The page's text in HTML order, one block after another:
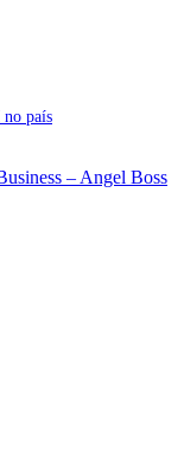
no país